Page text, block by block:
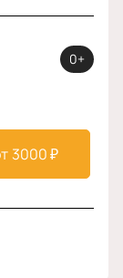
0+
3000₽